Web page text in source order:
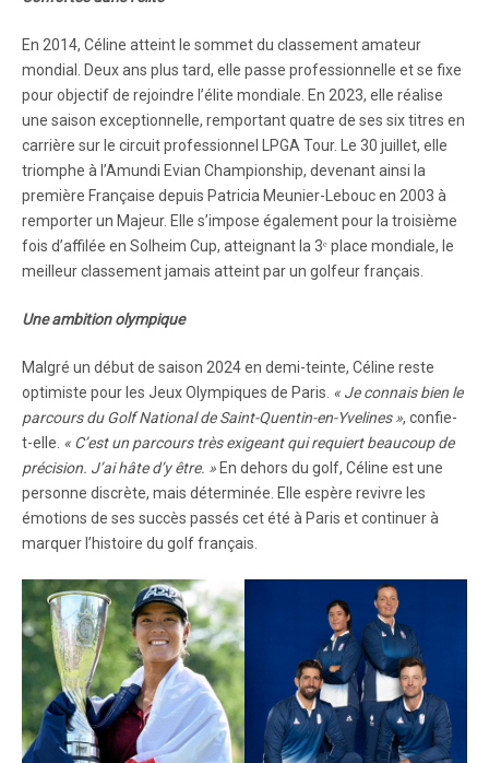
En 2014, Céline atteint le sommet du classement amateur
mondial. Deux ans plus tard, elle passe professionnelle et se fixe
pour objectif de rejoindre l’élite mondiale. En 2023, elle réalise
une saison exceptionnelle, remportant quatre de ses six titres en
carrière sur le circuit professionnel LPGA Tour. Le 30 juillet, elle
triomphe à l’Amundi Evian Championship, devenant ainsi la
première Française depuis Patricia Meunier-Lebouc en 2003 à
remporter un Majeur. Elle s’impose également pour la troisième
fois d’affilée en Solheim Cup, atteignant la 3ᵉ place mondiale, le
meilleur classement jamais atteint par un golfeur français.
Une ambition olympique
Malgré un début de saison 2024 en demi-teinte, Céline reste
optimiste pour les Jeux Olympiques de Paris. « Je connais bien le
parcours du Golf National de Saint-Quentin-en-Yvelines », confie-
t-elle. « C’est un parcours très exigeant qui requiert beaucoup de
précision. J’ai hâte d’y être. » En dehors du golf, Céline est une
personne discrète, mais déterminée. Elle espère revivre les
émotions de ses succès passés cet été à Paris et continuer à
marquer l’histoire du golf français.